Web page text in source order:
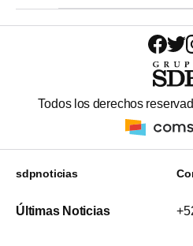
Todos los derechos
sdpnoticias
Últimas Noticias